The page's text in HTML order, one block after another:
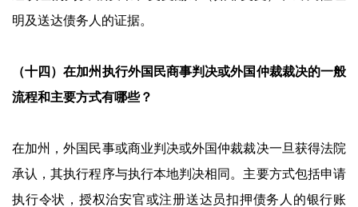
明及送达债务人的证据。
（十四）在加州执行外国民商事判决或外国仲裁裁决的一般
流程和主要方式有哪些？
在加州，外国民事或商业判决或外国仲裁裁决一旦获得法院
承认，其执行程序与执行本地判决相同。主要方式包括申请
执行令状，授权治安官或注册送达员扣押债务人的银行账